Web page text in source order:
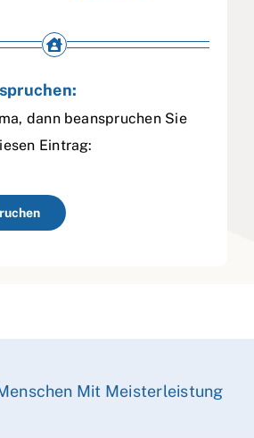
dann beanspruchen Sie
Eintrag:
Mit Meisterleistung